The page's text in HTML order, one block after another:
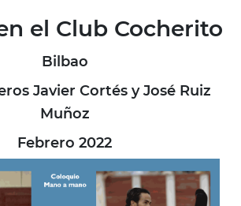
el Club Cocherito
Bilbao
Javier Cortés y José Ruiz
Muñoz
Febrero 2022